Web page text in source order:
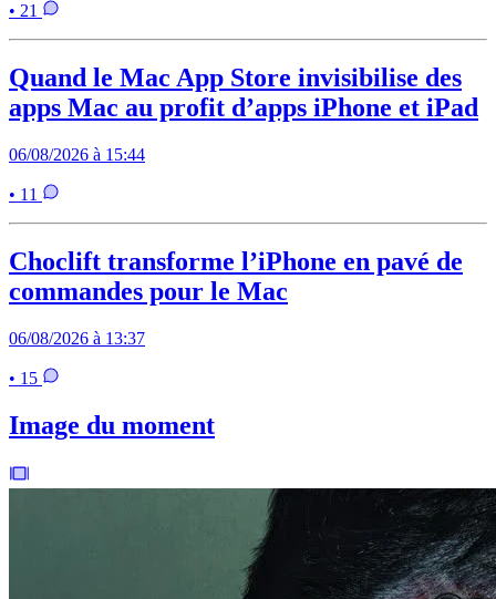
• 21
Quand le Mac App Store invisibilise des
apps Mac au profit d’apps iPhone et iPad
06/08/2026 à 15:44
• 11
Choclift transforme l’iPhone en pavé de
commandes pour le Mac
06/08/2026 à 13:37
• 15
Image du moment